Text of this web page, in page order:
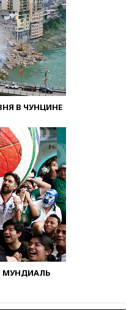
В ЧУНЦИНЕ
МУНДИАЛЬ